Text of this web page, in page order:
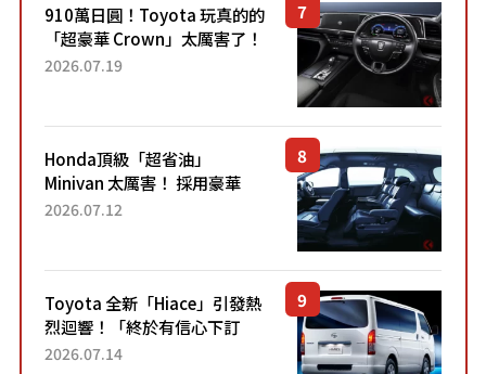
910萬日圓！Toyota 玩真的的
「超豪華 Crown」太厲害了！
採用由「匠人技藝」打造的
2026.07.19
Honda頂級「超省油」
Minivan 太厲害！ 採用豪華
「真皮座椅」與專屬「黑色內
「三...
2026.07.12
Toyota 全新「Hiace」引發熱
烈迴響！「終於有信心下訂
了！」「哪個等級交車最
2026.07.14